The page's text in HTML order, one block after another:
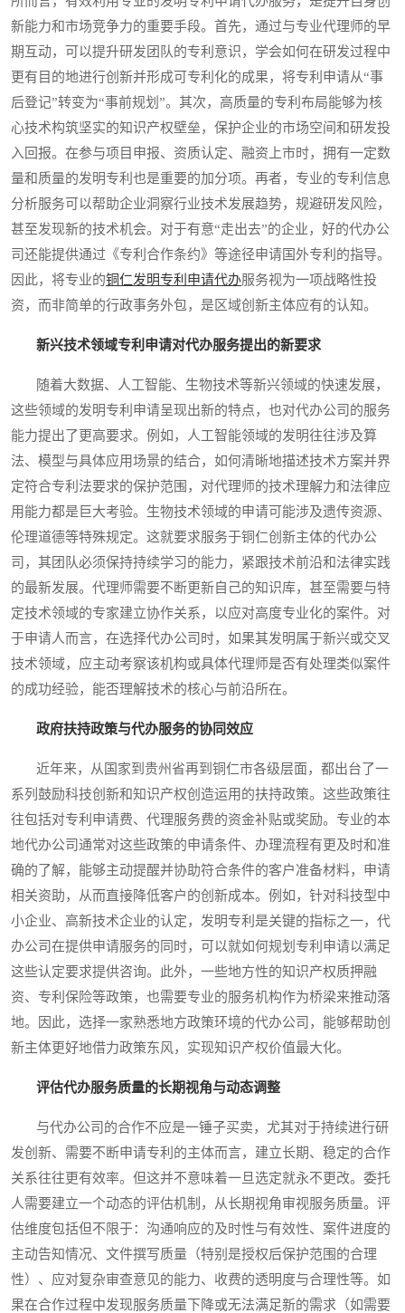
新能力和市场竞争力的重要手段。首先，通过与专业代理师的早
期互动，可以提升研发团队的专利意识，学会如何在研发过程中
更有目的地进行创新并形成可专利化的成果，将专利申请从“事
后登记”转变为“事前规划”。其次，高质量的专利布局能够为核
心技术构筑坚实的知识产权壁垒，保护企业的市场空间和研发投
入回报。在参与项目申报、资质认定、融资上市时，拥有一定数
量和质量的发明专利也是重要的加分项。再者，专业的专利信息
分析服务可以帮助企业洞察行业技术发展趋势，规避研发风险，
甚至发现新的技术机会。对于有意“走出去”的企业，好的代办公
司还能提供通过《专利合作条约》等途径申请国外专利的指导。
因此，将专业的铜仁发明专利申请代办服务视为一项战略性投
资，而非简单的行政事务外包，是区域创新主体应有的认知。
新兴技术领域专利申请对代办服务提出的新要求
随着大数据、人工智能、生物技术等新兴领域的快速发展，
这些领域的发明专利申请呈现出新的特点，也对代办公司的服务
能力提出了更高要求。例如，人工智能领域的发明往往涉及算
法、模型与具体应用场景的结合，如何清晰地描述技术方案并界
定符合专利法要求的保护范围，对代理师的技术理解力和法律应
用能力都是巨大考验。生物技术领域的申请可能涉及遗传资源、
伦理道德等特殊规定。这就要求服务于铜仁创新主体的代办公
司，其团队必须保持持续学习的能力，紧跟技术前沿和法律实践
的最新发展。代理师需要不断更新自己的知识库，甚至需要与特
定技术领域的专家建立协作关系，以应对高度专业化的案件。对
于申请人而言，在选择代办公司时，如果其发明属于新兴或交叉
技术领域，应主动考察该机构或具体代理师是否有处理类似案件
的成功经验，能否理解技术的核心与前沿所在。
政府扶持政策与代办服务的协同效应
近年来，从国家到贵州省再到铜仁市各级层面，都出台了一
系列鼓励科技创新和知识产权创造运用的扶持政策。这些政策往
往包括对专利申请费、代理服务费的资金补贴或奖励。专业的本
地代办公司通常对这些政策的申请条件、办理流程有更及时和准
确的了解，能够主动提醒并协助符合条件的客户准备材料，申请
相关资助，从而直接降低客户的创新成本。例如，针对科技型中
小企业、高新技术企业的认定，发明专利是关键的指标之一，代
办公司在提供申请服务的同时，可以就如何规划专利申请以满足
这些认定要求提供咨询。此外，一些地方性的知识产权质押融
资、专利保险等政策，也需要专业的服务机构作为桥梁来推动落
地。因此，选择一家熟悉地方政策环境的代办公司，能够帮助创
新主体更好地借力政策东风，实现知识产权价值最大化。
评估代办服务质量的长期视角与动态调整
与代办公司的合作不应是一锤子买卖，尤其对于持续进行研
发创新、需要不断申请专利的主体而言，建立长期、稳定的合作
关系往往更有效率。但这并不意味着一旦选定就永不更改。委托
人需要建立一个动态的评估机制，从长期视角审视服务质量。评
估维度包括但不限于：沟通响应的及时性与有效性、案件进度的
主动告知情况、文件撰写质量（特别是授权后保护范围的合理
性）、应对复杂审查意见的能力、收费的透明度与合理性等。如
果在合作过程中发现服务质量下降或无法满足新的需求（如需要